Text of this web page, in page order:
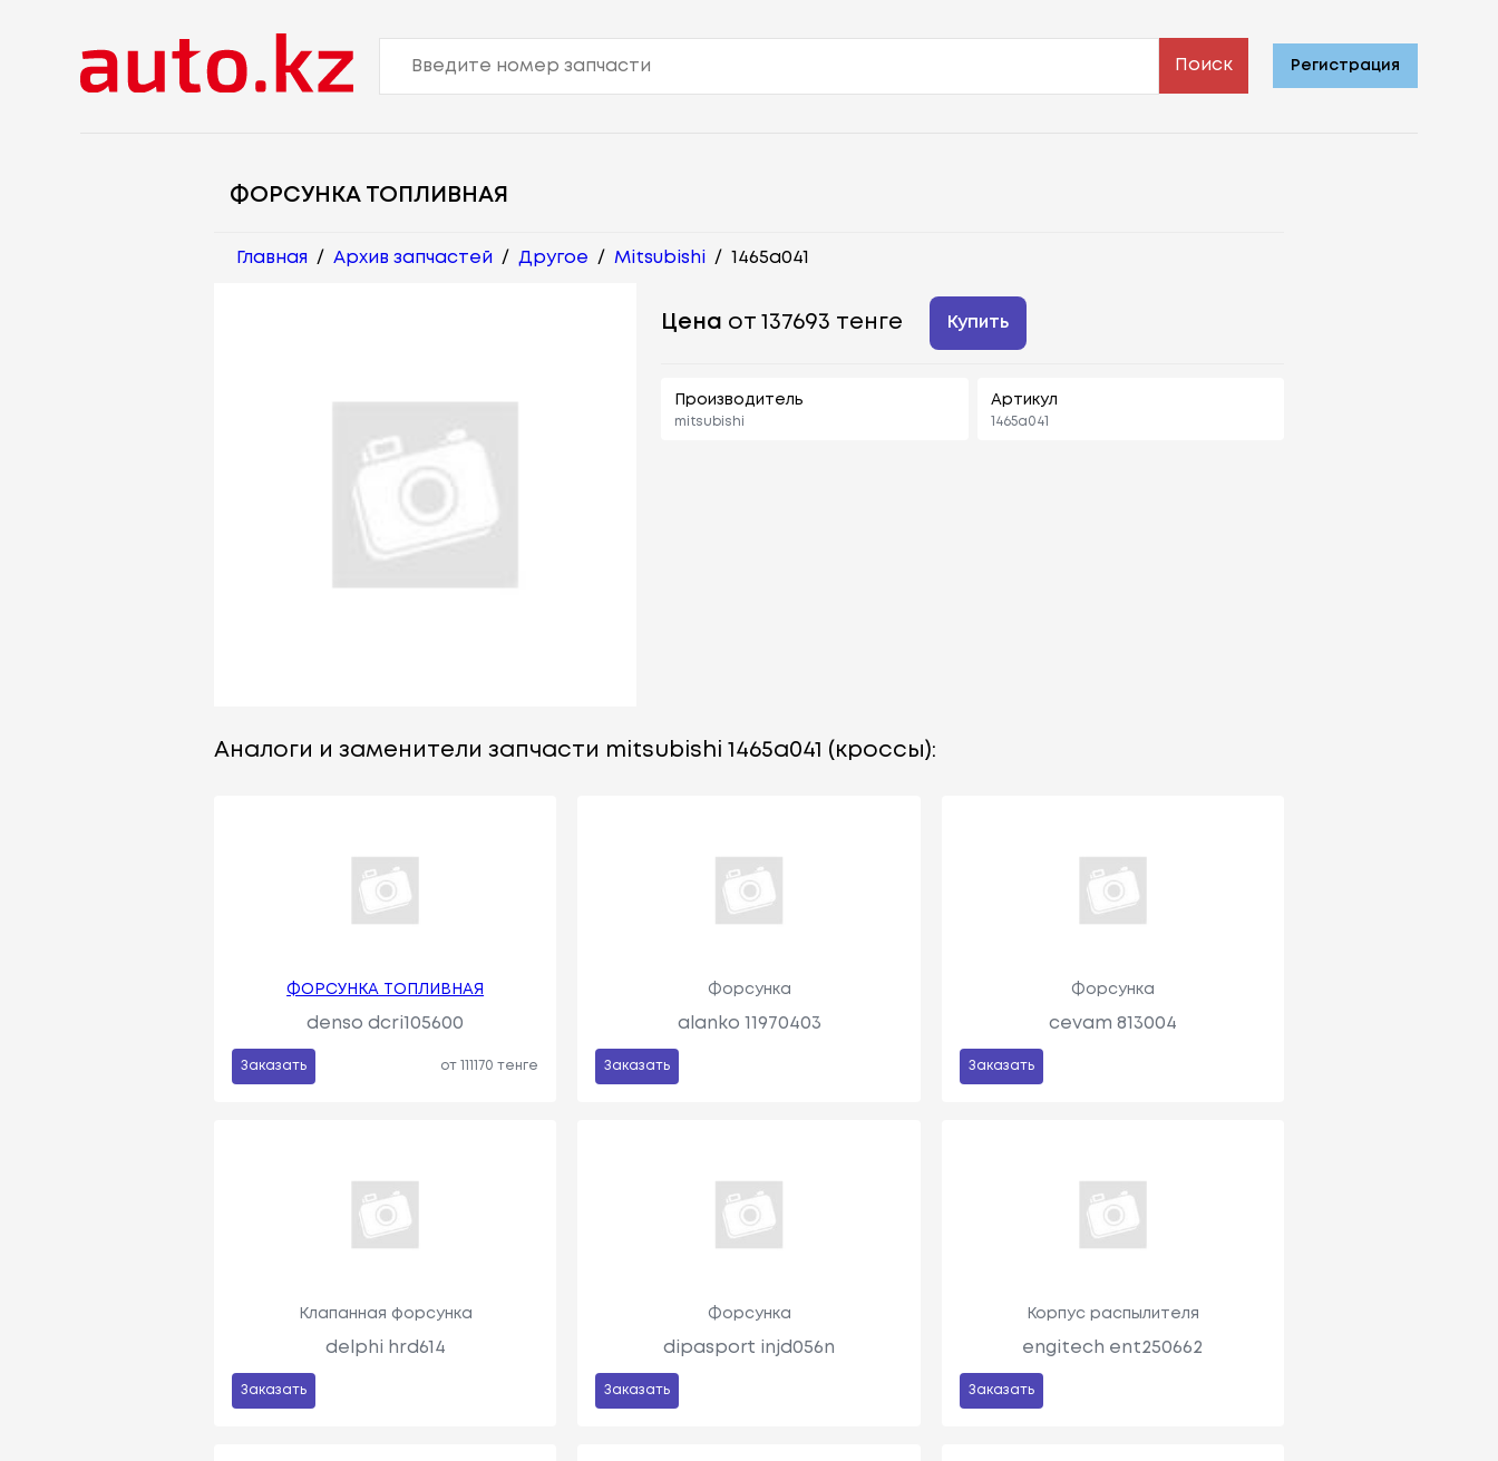
Поиск Регистрация
ФОРСУНКА ТОПЛИВНАЯ
Главная / Архив запчастей / Другое / Mitsubishi / 1465a041
Цена от 137693 тенге Купить
Производитель
mitsubishi
Артикул
1465a041
Аналоги и заменители запчасти mitsubishi 1465a041 (кроссы):
ФОРСУНКА ТОПЛИВНАЯ
denso dcri105600
Заказать от 111170 тенге
Форсунка
alanko 11970403
Заказать
Форсунка
cevam 813004
Заказать
Клапанная форсунка
delphi hrd614
Заказать
Форсунка
dipasport injd056n
Заказать
Корпус распылителя
engitech ent250662
Заказать